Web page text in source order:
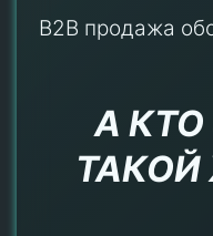
B2B продажа
А КТО